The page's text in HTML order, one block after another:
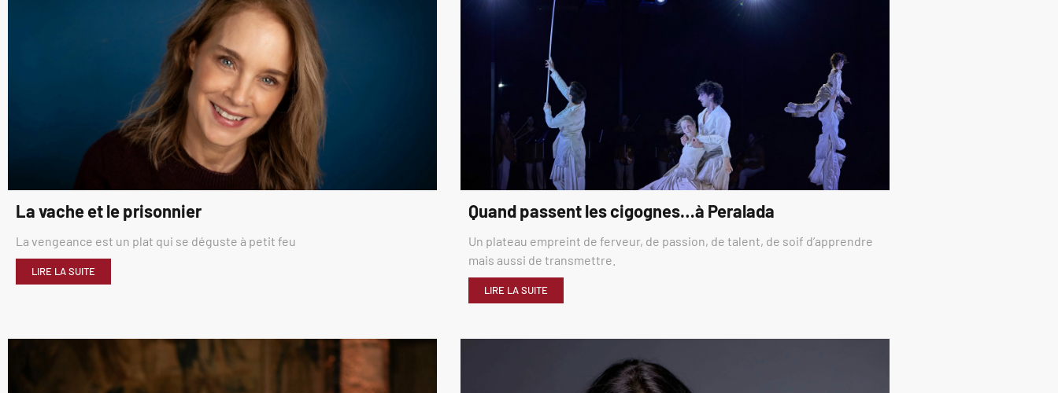
La vache et le prisonnier
La vengeance est un plat qui se déguste à petit feu
LIRE LA SUITE
Quand passent les cigognes…à Peralada
Un plateau empreint de ferveur, de passion, de talent, de soif d’apprendre
mais aussi de transmettre.
LIRE LA SUITE